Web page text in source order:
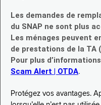
Les demandes de
du SNAP ne sont plus
Les ménages peuvent
de prestations de la TA
Pour plus
Scam Alert | OTDA.
Protégez vos avantages.